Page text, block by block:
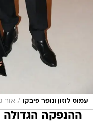
עמוס לוזון ונופר פיבקו / אור
ההנפקה הגדולה